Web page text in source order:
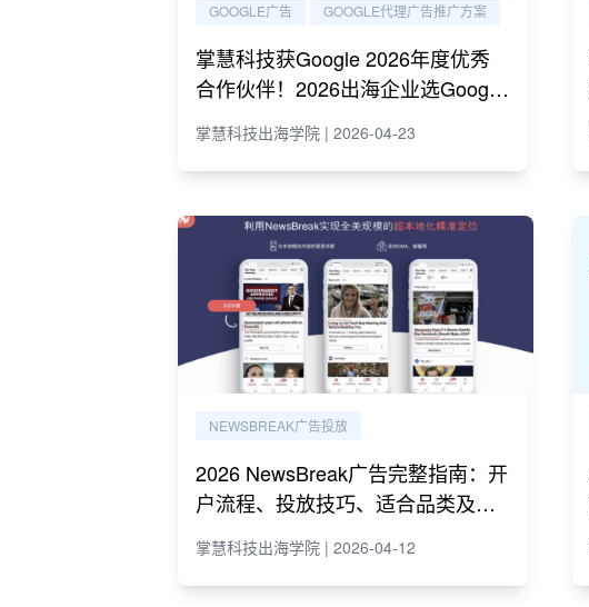
GOOGLE广告 GOOGLE代理广告推广方案
掌慧科技获Google 2026年度优秀
合作伙伴！2026出海企业选Google
掌慧科技出海学院 | 2026-04-23
NEWSBREAK广告投放
2026 NewsBreak广告完整指南：开
户流程、投放技巧、适合品类及代
掌慧科技出海学院 | 2026-04-12